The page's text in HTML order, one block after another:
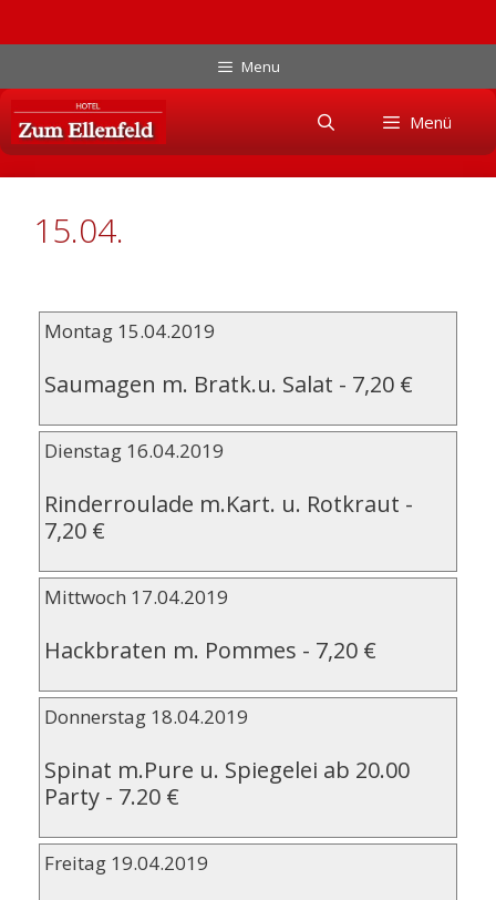
Inhalt
springen
Menu
Skip
content
Menü
15.04.
Montag 15.04.2019
Saumagen m. Bratk.u. Salat - 7,20 €
Dienstag 16.04.2019
Rinderroulade m.Kart. u. Rotkraut -
7,20 €
Mittwoch 17.04.2019
Hackbraten m. Pommes - 7,20 €
Donnerstag 18.04.2019
Spinat m.Pure u. Spiegelei ab 20.00
Party - 7.20 €
Freitag 19.04.2019